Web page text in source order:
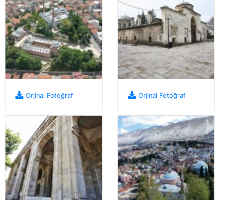
Orjinal Fotoğraf Orjinal Fotoğraf